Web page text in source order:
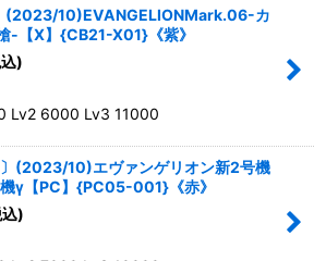
(2023/10)EVANGELIONMark.06-カ
-【X】{CB21-X01}《紫》
)
Lv2 6000 Lv3 11000
〕(2023/10)エヴァンゲリオン新2号機
γ【PC】{PC05-001}《赤》
)